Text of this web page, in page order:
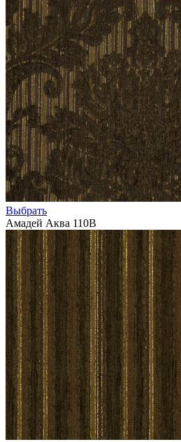
Выбрать
Амадей Аква 110В